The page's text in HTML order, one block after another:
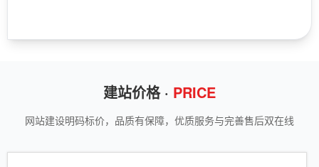
建站价格 · PRICE
网站建设明码标价，品质有保障，优质服务与完善售后双在线